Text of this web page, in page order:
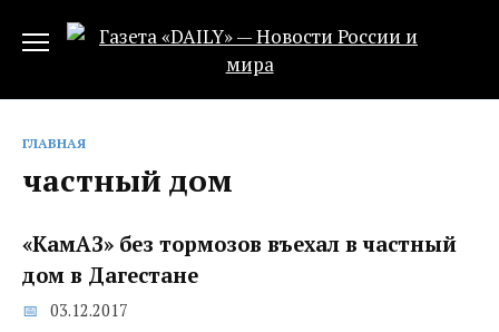
ГЛАВНАЯ
частный дом
«КамАЗ» без тормозов въехал в частный
дом в Дагестане
03.12.2017